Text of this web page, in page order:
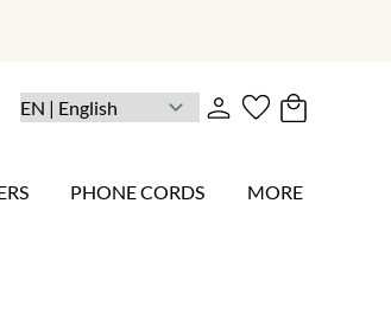
PHONE CORDS MORE